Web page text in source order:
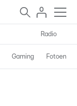
Radio
Gaming Fotoen